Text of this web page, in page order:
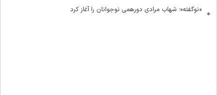
«نوگفته»؛ شهاب مرادی دورهمی نوجوانان را آغاز کرد